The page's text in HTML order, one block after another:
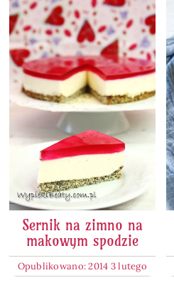
Sernik na zimno na
makowym spodzie
Opublikowano: 2014 3 lutego